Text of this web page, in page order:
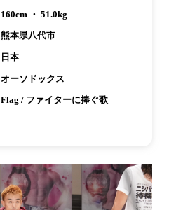
160cm ・ 51.0kg
熊本県八代市
日本
オーソドックス
Flag / ファイターに捧ぐ歌